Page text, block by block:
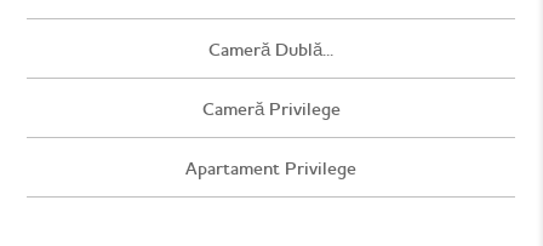
Cameră Dublă...
Cameră Privilege
Apartament Privilege